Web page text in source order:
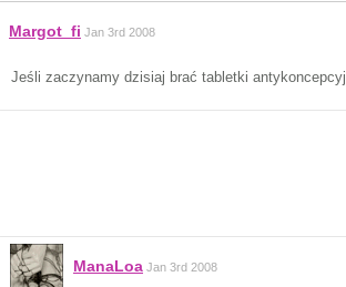
Margot_fi Jan 3rd 2008
Jeśli zaczynamy dzisiaj brać tabletki
ManaLoa Jan 3rd 2008